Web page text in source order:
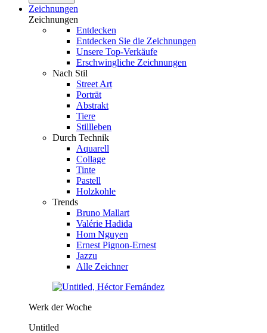
Zeichnungen
Zeichnungen
Entdecken
Entdecken Sie die Zeichnungen
Unsere Top-Verkäufe
Erschwingliche Zeichnungen
Nach Stil
Street Art
Porträt
Abstrakt
Tiere
Stillleben
Durch Technik
Aquarell
Collage
Tinte
Pastell
Holzkohle
Trends
Bruno Mallart
Valérie Hadida
Hom Nguyen
Ernest Pignon-Ernest
Jazzu
Alle Zeichner
Werk der Woche
Untitled